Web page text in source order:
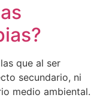
que al ser
secundario, ni
medio ambiental.